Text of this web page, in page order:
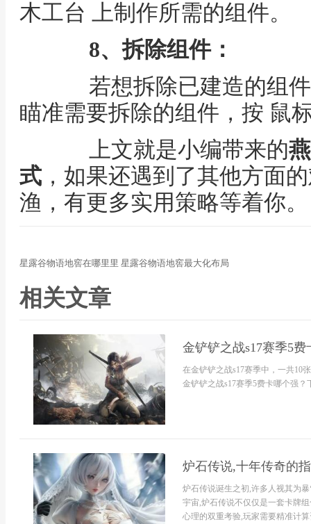
木工台 上制作所需的组件。
8、拆除组件：
若想拆除已建造的组件
瞄准需要拆除的组件，按 鼠
上文就是小编带来的
式 ，如果还遇到了其他方面
渔，有更多实用策略等着你。
星露谷物语地窖在哪里里 星露谷物语地窖最大化布局
相关文章
金铲铲之战s17赛季5
在金铲铲之战s17赛季中，一共10
金铲铲之战s17赛季5费卡哪个强
炉石传说,十年传奇的
炉石传说诞生之初,许多人视其为
宇宙,炉石传说不仅仅是一套卡牌
心理的双重考验,玩家需要精准计